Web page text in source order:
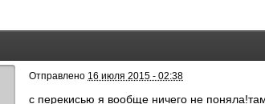
Отправлено 16 июля 2015 - 02:38
с перекисью я вообще ничего не